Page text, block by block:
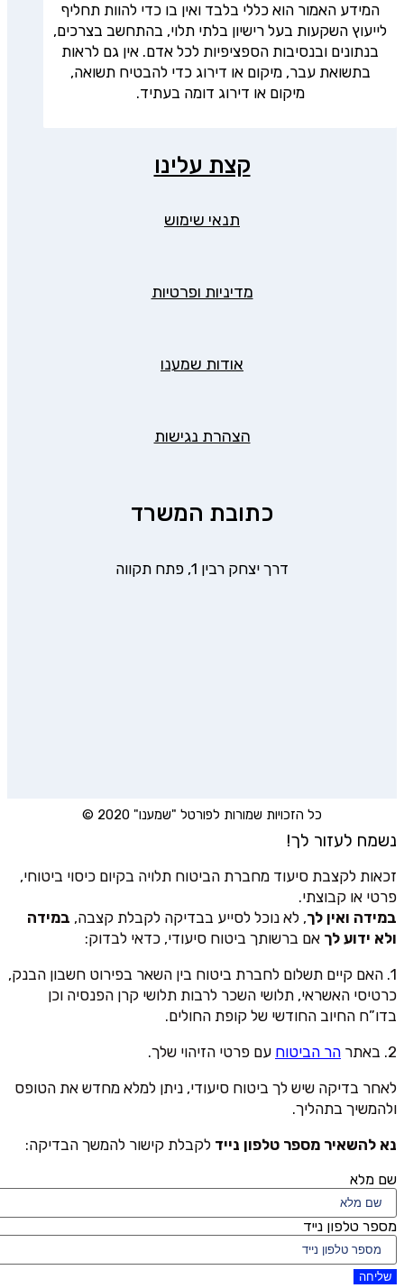
המידע האמור הוא כללי בלבד ואין בו כדי להוות תחליף
לייעוץ השקעות בעל רישיון בלתי תלוי, בהתחשב בצרכים,
בנתונים ובנסיבות הספציפיות לכל אדם. אין גם לראות
בתשואת עבר, מיקום או דירוג כדי להבטיח תשואה,
מיקום או דירוג דומה בעתיד.
קצת עלינו
תנאי שימוש
מדיניות ופרטיות
אודות שמענו
הצהרת נגישות
כתובת המשרד
דרך יצחק רבין 1, פתח תקווה
כל הזכויות שמורות לפורטל "שמענו" 2020 ©
נשמח לעזור לך!
זכאות לקצבת סיעוד מחברת הביטוח תלויה בקיום כיסוי ביטוחי,
פרטי או קבוצתי.
במידה ואין לך, לא נוכל לסייע בבדיקה לקבלת קצבה, במידה
ולא ידוע לך אם ברשותך ביטוח סיעודי, כדאי לבדוק:
1. האם קיים תשלום לחברת ביטוח בין השאר בפירוט חשבון הבנק,
כרטיסי האשראי, תלושי השכר לרבות תלושי קרן הפנסיה וכן
בדו”ח החיוב החודשי של קופת החולים.
2. באתר
הר הביטוח עם פרטי הזיהוי שלך.
לאחר בדיקה שיש לך ביטוח סיעודי, ניתן למלא מחדש את הטופס
ולהמשיך בתהליך.
נא להשאיר מספר טלפון נייד לקבלת קישור להמשך הבדיקה:
שם מלא
מספר טלפון נייד
שליחה